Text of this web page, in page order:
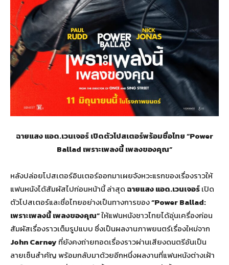
ฉายแสง แอด.เวนเจอร์ เปิดตัวโปสเตอร์พร้อมชื่อไทย “Power
Ballad เพราะเพลงนี้ เพลงของคุณ”
หลังปล่อยโปสเตอร์อินเตอร์ออกมาเผยจังหวะแรกของเรื่องราวให้
แฟนหนังได้สัมผัสไปก่อนหน้านี้ ล่าสุด ฉายแสง แอด.เวนเจอร์เปิด
ตัวโปสเตอร์และชื่อไทยอย่างเป็นทางการของ“Power Ballad:
เพราะเพลงนี้ เพลงของคุณ”ให้แฟนหนังชาวไทยได้อุ่นเครื่องก่อน
สัมผัสเรื่องราวเต็มรูปแบบ ซึ่งเป็นผลงานภาพยนตร์เรื่องใหม่จาก
John Carneyที่ยังคงถ่ายทอดเรื่องราวผ่านเสียงดนตรีอันเป็น
ลายเซ็นสำคัญ พร้อมกลับมาด้วยอีกหนึ่งผลงานที่แฟนหนังต่างเฝ้า